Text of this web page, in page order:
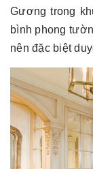
Gương trong
bình phong
nên đặc biệt